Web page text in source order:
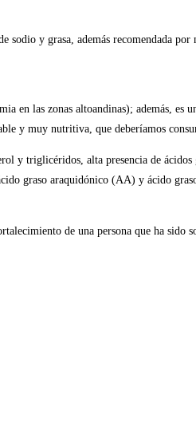
y grasa, además recomendada por
las zonas altoandinas); además, es
y muy nutritiva, que deberíamos
y triglicéridos, alta presencia de
graso araquidónico (AA) y ácido
de una persona que ha sido